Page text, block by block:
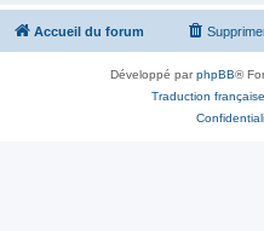
Accueil du forum
Développé parphpBB®
Traduction